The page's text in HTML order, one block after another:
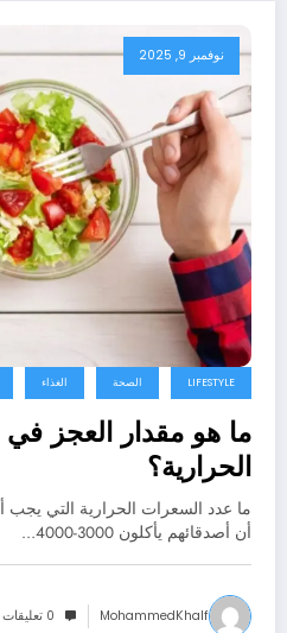
نوفمبر 9, 2025
LIFESTYLE الصحة الغذاء
ما هو مقدار العجز
الحرارية؟
ما عدد السعرات الحرارية التي يجب
أن أصدقائهم يأكلون 3000-4000…
MohammedKhalf 0 تعليقات